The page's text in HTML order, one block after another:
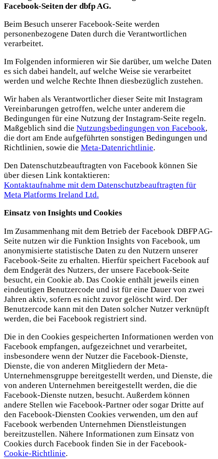
Facebook-Seiten der dbfp AG.
Beim Besuch unserer Facebook-Seite werden
personenbezogene Daten durch die Verantwortlichen
verarbeitet.
Im Folgenden informieren wir Sie darüber, um welche Daten
es sich dabei handelt, auf welche Weise sie verarbeitet
werden und welche Rechte Ihnen diesbezüglich zustehen.
Wir haben als Verantwortlicher dieser Seite mit Instagram
Vereinbarungen getroffen, welche unter anderem die
Bedingungen für eine Nutzung der Instagram-Seite regeln.
Maßgeblich sind die Nutzungsbedingungen von Facebook,
die dort am Ende aufgeführten sonstigen Bedingungen und
Richtlinien, sowie die Meta-Datenrichtlinie.
Den Datenschutzbeauftragten von Facebook können Sie
über diesen Link kontaktieren:
Kontaktaufnahme mit dem Datenschutzbeauftragten für
Meta Platforms Ireland Ltd.
Einsatz von Insights und Cookies
Im Zusammenhang mit dem Betrieb der Facebook DBFP AG-
Seite nutzen wir die Funktion Insights von Facebook, um
anonymisierte statistische Daten zu den Nutzern unserer
Facebook-Seite zu erhalten. Hierfür speichert Facebook auf
dem Endgerät des Nutzers, der unsere Facebook-Seite
besucht, ein Cookie ab. Das Cookie enthält jeweils einen
eindeutigen Benutzercode und ist für eine Dauer von zwei
Jahren aktiv, sofern es nicht zuvor gelöscht wird. Der
Benutzercode kann mit den Daten solcher Nutzer verknüpft
werden, die bei Facebook registriert sind.
Die in den Cookies gespeicherten Informationen werden von
Facebook empfangen, aufgezeichnet und verarbeitet,
insbesondere wenn der Nutzer die Facebook-Dienste,
Dienste, die von anderen Mitgliedern der Meta-
Unternehmensgruppe bereitgestellt werden, und Dienste, die
von anderen Unternehmen bereitgestellt werden, die die
Facebook-Dienste nutzen, besucht. Außerdem können
andere Stellen wie Facebook-Partner oder sogar Dritte auf
den Facebook-Diensten Cookies verwenden, um den auf
Facebook werbenden Unternehmen Dienstleistungen
bereitzustellen. Nähere Informationen zum Einsatz von
Cookies durch Facebook finden Sie in der Facebook-
Cookie-Richtlinie.